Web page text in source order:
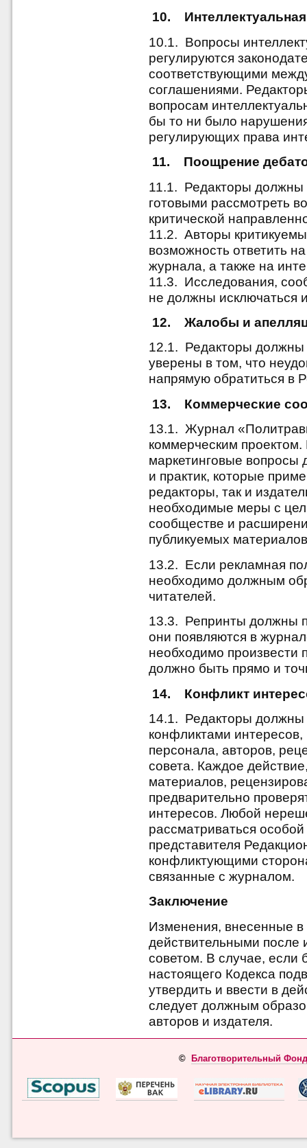
10.
10.1. Вопросы
регулируются
соответствующими
соглашениями.
вопросам
бы то ни было
регулирующих права
11. Поощрение
11.1. Редакторы должны
готовыми рассмотреть
критической
11.2. Авторы
возможность ответить
журнала, а также на
11.3. Исследования,
не должны исключаться
12. Жалобы и
12.1. Редакторы должны
уверены в том, что
напрямую обратиться в
13. Коммерческие
13.1. Журнал
коммерческим
маркетинговые вопросы
и практик, которые
редакторы, так и
необходимые меры с
сообществе и
публикуемых
13.2. Если рекламная
необходимо должным
читателей.
13.3. Репринты должны
они появляются в
необходимо произвести
должно быть прямо и
14. Конфликт
14.1. Редакторы должны
конфликтами интересов,
персонала, авторов,
совета. Каждое
материалов,
предварительно
интересов. Любой
рассматриваться
представителя
конфликтующими
связанные с журналом.
Заключение
Изменения, внесенные в
действительными
советом. В случае, если
настоящего Кодекса
утвердить и ввести в
следует должным
авторов и издателя.
© Благотворительный